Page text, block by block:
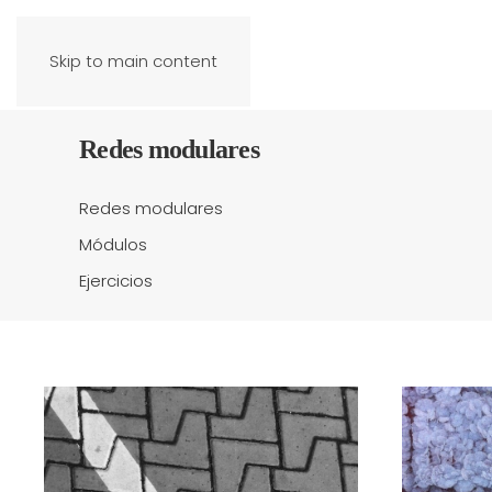
Skip to main content
Redes modulares
Redes modulares
Módulos
Ejercicios